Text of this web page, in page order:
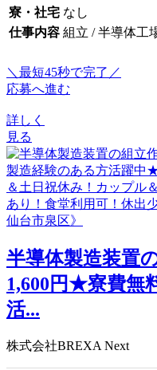
寮・社宅 なし
仕事内容 組立 / 半導体工
＼最短45秒で完了／
応募へ進む
詳しく
見る
半導体製造装置
1,600円★寮費無
活...
株式会社BREXA Next